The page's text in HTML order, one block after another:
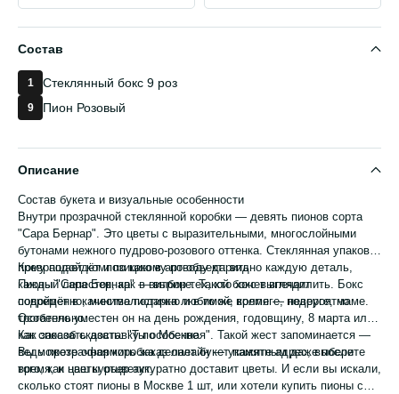
Состав
1 Стеклянный бокс 9 роз
9 Пион Розовый
Описание
Состав букета и визуальные особенности
Внутри прозрачной стеклянной коробки — девять пионов сорта
"Сара Бернар". Это цветы с выразительными, многослойными
бутонами нежного пудрово-розового оттенка. Стеклянная упаковка
превращает композицию в арт-объект: видно каждую деталь,
каждый лепесток, как в витрине. Такой бокс выглядит
современно, минималистично и в то же время — невероятно
трогательно.
Кому подойдёт и по какому поводу дарить
Пионы "Сара Бернар" — выбор тех, кто хочет впечатлить. Бокс
подойдёт в качестве подарка любимой, коллеге, подруге, маме.
Особенно уместен он на день рождения, годовщину, 8 марта или
как способ сказать: "Ты особенная". Такой жест запоминается —
ведь прозрачная коробка делает букет памятным даже после
того, как цветы отцветут.
Как заказать доставку по Москве
Вы можете оформить заказ онлайн — укажите адрес, выберите
время, и наш курьер аккуратно доставит цветы. И если вы искали,
сколько стоят пионы в Москве 1 шт, или хотели купить пионы с